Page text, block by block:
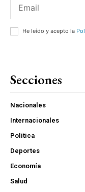
He leído y acepto la
Secciones
Nacionales
Internacionales
Política
Deportes
Economía
Salud